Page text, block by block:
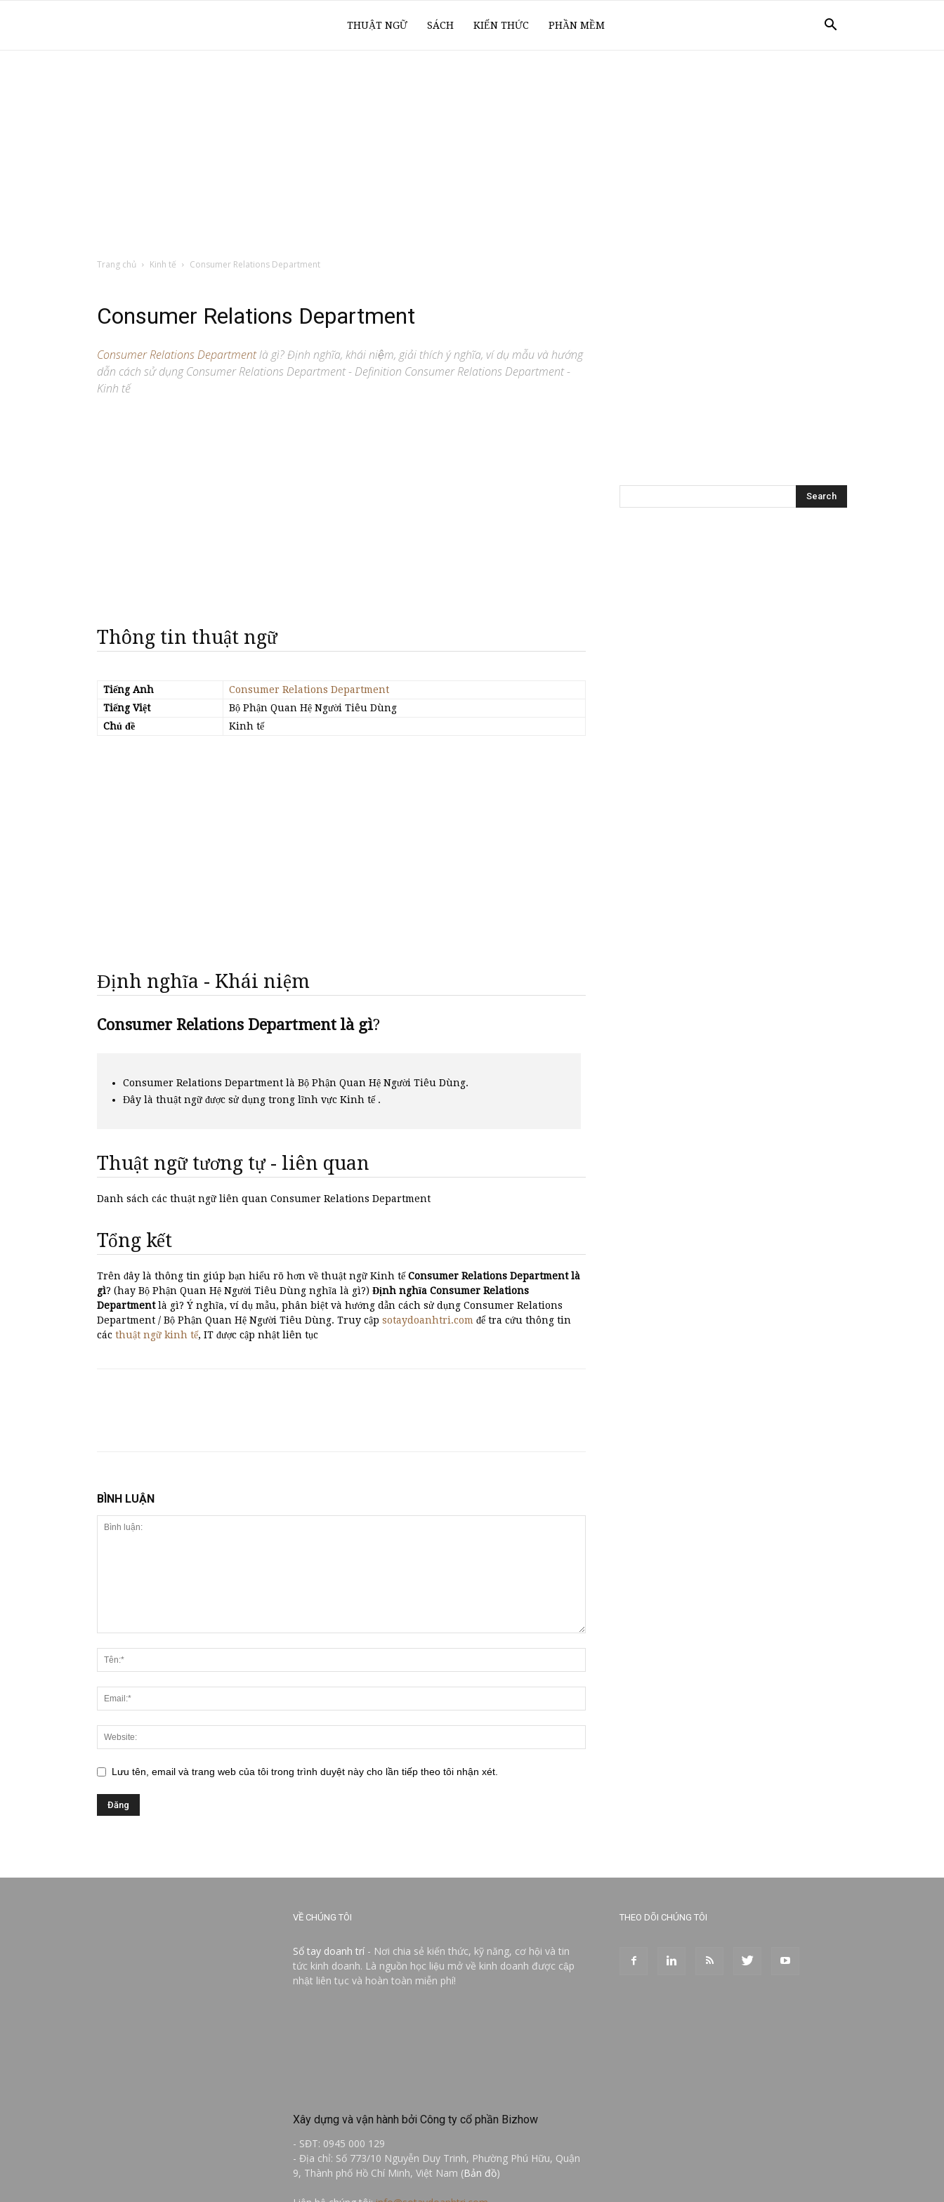
THUẬT NGỮ SÁCH KIẾN THỨC PHẦN MỀM
Trang chủ Kinh tế Consumer Relations Department
Consumer Relations Department
Consumer Relations Departmentlà gì? Định nghĩa, khái niệm, giải thích ý nghĩa, ví dụ mẫu và hướng
dẫn cách sử dụng Consumer Relations Department - Definition Consumer Relations Department -
Kinh tế
Thông tin thuật ngữ
Tiếng Anh
Consumer Relations Department
Tiếng Việt
Bộ Phận Quan Hệ Người Tiêu Dùng
Chủ đề
Kinh tế
Định nghĩa - Khái niệm
Consumer Relations Department là gì?
Consumer Relations Department là Bộ Phận Quan Hệ Người Tiêu Dùng.
Đây là thuật ngữ được sử dụng trong lĩnh vực Kinh tế .
Thuật ngữ tương tự - liên quan
Danh sách các thuật ngữ liên quan Consumer Relations Department
Tổng kết
Trên đây là thông tin giúp bạn hiểu rõ hơn về thuật ngữ Kinh tếConsumer Relations Department là
gì? (hay Bộ Phận Quan Hệ Người Tiêu Dùng nghĩa là gì?) Định nghĩa Consumer Relations
Departmentlà gì? Ý nghĩa, ví dụ mẫu, phân biệt và hướng dẫn cách sử dụng Consumer Relations
Department / Bộ Phận Quan Hệ Người Tiêu Dùng. Truy cập sotaydoanhtri.com để tra cứu thông tin
các thuật ngữ kinh tế, IT được cập nhật liên tục
BÌNH LUẬN
Lưu tên, email và trang web của tôi trong trình duyệt này cho lần tiếp theo tôi nhận xét.
VỀ CHÚNG TÔI
Sổ tay doanh trí - Nơi chia sẻ kiến thức, kỹ năng, cơ hội và tin
tức kinh doanh. Là nguồn học liệu mở về kinh doanh được cập
nhật liên tục và hoàn toàn miễn phí!
Xây dựng và vận hành bởi Công ty cổ phần Bizhow
- SĐT: 0945 000 129
- Địa chỉ: Số 773/10 Nguyễn Duy Trinh, Phường Phú Hữu, Quận
9, Thành phố Hồ Chí Minh, Việt Nam (Bản đồ)
THEO DÕI CHÚNG TÔI